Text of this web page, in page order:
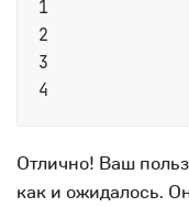
1
2
3
Отлично! Ваш
как и ожидалось.